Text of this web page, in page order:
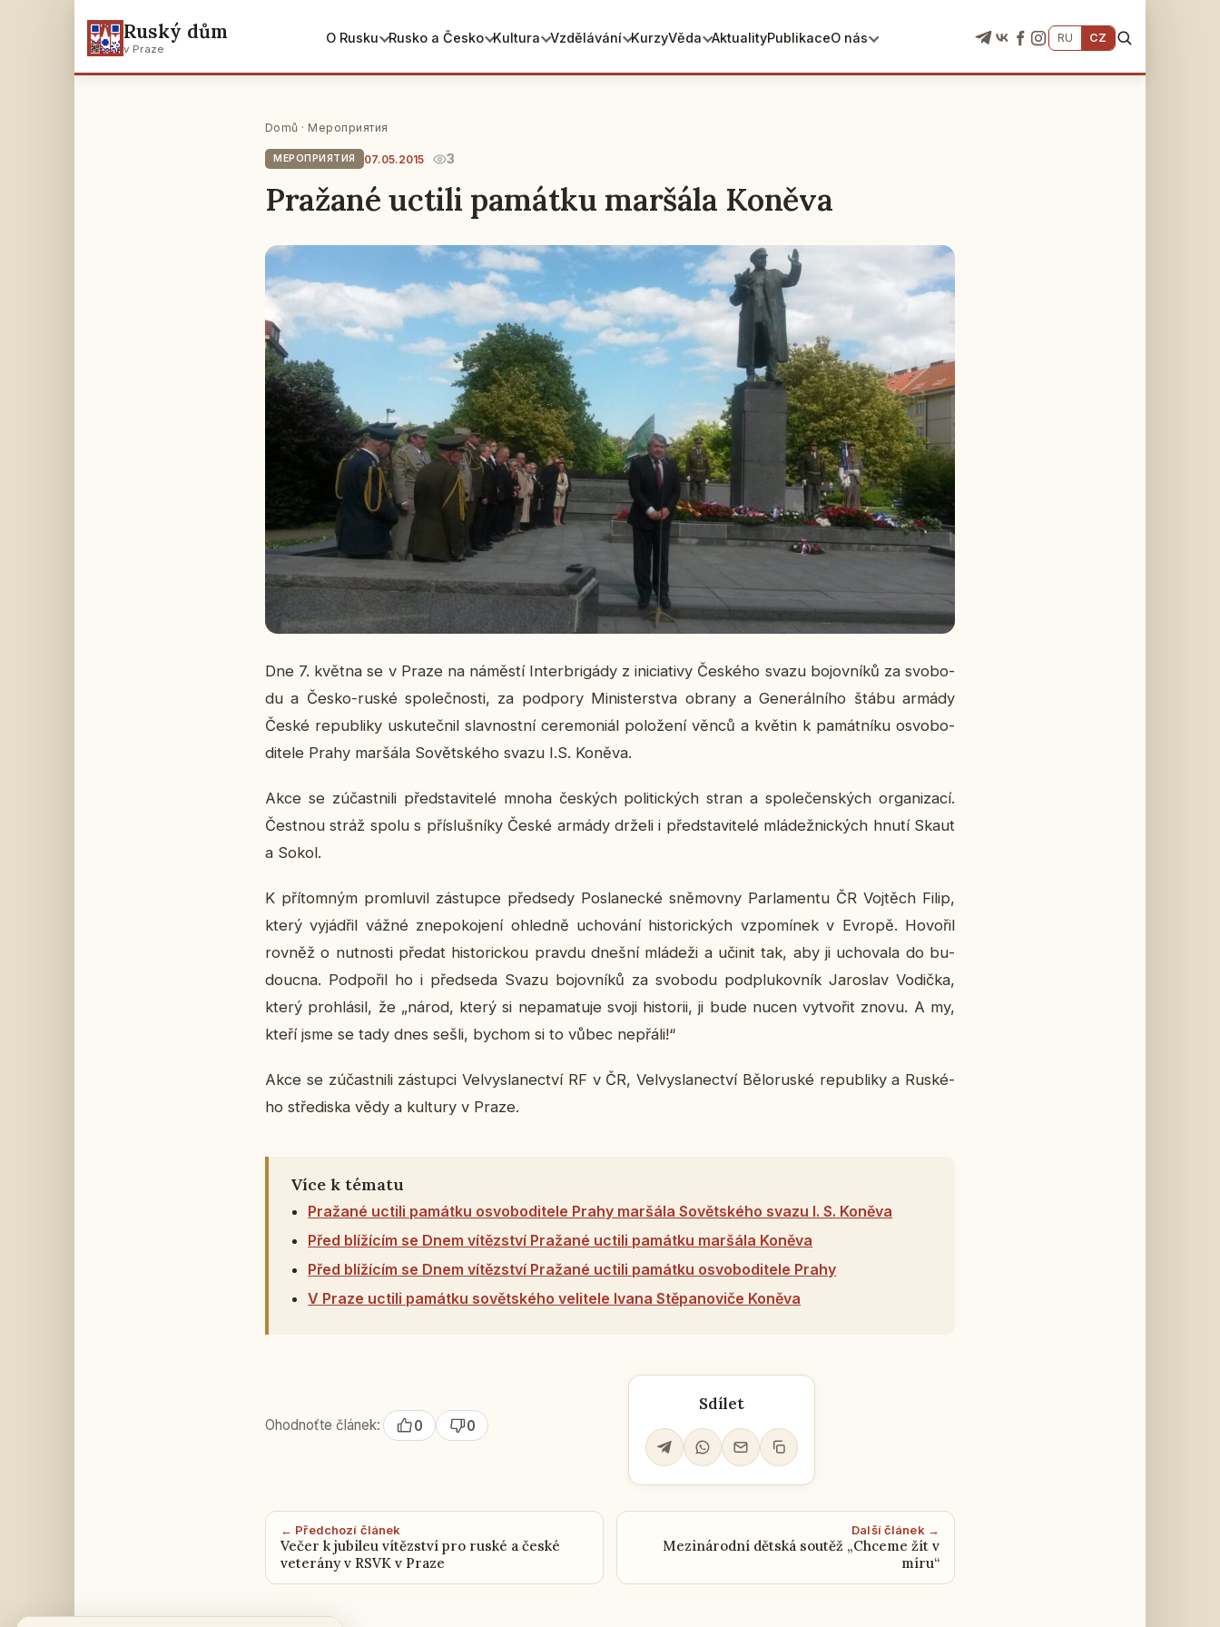
Ruský dům
v Praze
O Rusku Rusko a Česko Kultura Vzdělávání KurzyVěda AktualityPublikaceO nás RU CZ
Domů · Мероприятия
МЕРОПРИЯТИЯ 07.05.2015 3
Pražané uctili památku maršála Koněva
Dne 7. května se v Praze na ná­měs­tí In­terbri­gá­dy z ini­ci­a­ti­vy Čes­ké­ho svazu bo­jov­ní­ků za svo­bo­
du a Česko-ruské spo­leč­nos­ti, za pod­po­ry Mi­nis­ter­stva obrany a Ge­ne­rál­ní­ho štábu armády
České re­pub­li­ky usku­teč­nil slav­nost­ní ce­re­mo­ni­ál po­lo­že­ní věnců a květin k pa­mát­ní­ku osvo­bo­
di­te­le Prahy mar­šá­la So­vět­ské­ho svazu I.S. Koněva.
Akce se zú­čast­ni­li před­sta­vi­te­lé mnoha čes­kých po­li­tic­kých stran a spo­le­čen­ských or­ga­ni­za­cí.
Čest­nou stráž spolu s pří­sluš­ní­ky České armády drželi i před­sta­vi­te­lé mlá­dež­nic­kých hnutí Skaut
a Sokol.
K pří­tom­ným pro­mlu­vil zá­stup­ce před­se­dy Po­sla­nec­ké sně­mov­ny Par­la­men­tu ČR Voj­těch Filip,
který vy­já­d­řil vážné zne­po­ko­je­ní ohled­ně ucho­vá­ní his­to­ric­kých vzpo­mí­nek v Evropě. Ho­vo­řil
rovněž o nut­nos­ti předat his­to­ric­kou pravdu dnešní mlá­de­ži a učinit tak, aby ji ucho­va­la do bu­
douc­na. Pod­po­řil ho i před­se­da Svazu bo­jov­ní­ků za svo­bo­du pod­plu­kov­ník Ja­ro­slav Vo­dič­ka,
který pro­hlá­sil, že „národ, který si ne­pa­ma­tu­je svoji his­to­rii, ji bude nucen vy­tvo­řit znovu. A my,
kteří jsme se tady dnes sešli, bychom si to vůbec ne­přá­li!“
Akce se zú­čast­ni­li zá­stup­ci Vel­vy­sla­nec­tví RF v ČR, Vel­vy­sla­nec­tví Bě­lo­rus­ké re­pub­li­ky a Rus­ké­
ho stře­dis­ka vědy a kul­tu­ry v Praze.
Více k tématu
Pražané uctili památku osvoboditele Prahy maršála Sovětského svazu I. S. Koněva
Před blížícím se Dnem vítězství Pražané uctili památku maršála Koněva
Před blížícím se Dnem vítězství Pražané uctili památku osvoboditele Prahy
V Praze uctili památku sovětského velitele Ivana Stěpanoviče Koněva
Ohodnoťte článek: 0 0
Sdílet
← Předchozí článek
Večer k jubileu vítězství pro ruské a české
veterány v RSVK v Praze
Další článek →
Mezinárodní dětská soutěž „Chceme žít v
míru“